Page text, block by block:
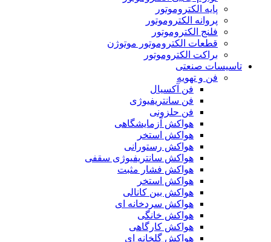
پایه الکتروموتور
پروانه الکتروموتور
فلنج الکتروموتور
قطعات الکتروموتور موتوژن
براکت الکتروموتور
تاسیسات صنعتی
فن و تهویه
فن آکسیال
فن سانتریفیوژی
فن حلزونی
هواکش آزمایشگاهی
هواکش استخر
هواکش رستورانی
هواکش سانتریفیوژی سقفی
هواکش فشار مثبت
هواکش استخر
هواکش بین کانالی
هواکش سردخانه ای
هواکش خانگی
هواکش کارگاهی
هواکش گلخانه ای